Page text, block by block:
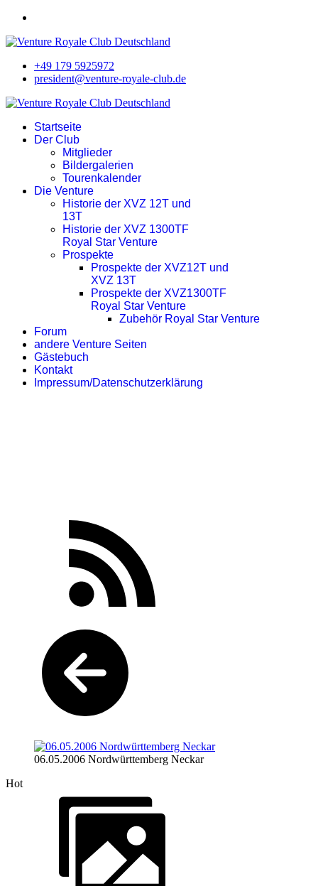
+49 179 5925972
president@venture-royale-club.de
Startseite
Der Club
Mitglieder
Bildergalerien
Tourenkalender
Die Venture
Historie der XVZ 12T und
13T
Historie der XVZ 1300TF
Royal Star Venture
Prospekte
Prospekte der XVZ12T und
XVZ 13T
Prospekte der XVZ1300TF
Royal Star Venture
Zubehör Royal Star Venture
Forum
andere Venture Seiten
Gästebuch
Kontakt
Impressum/Datenschutzerklärung
06.05.2006 Nordwürttemberg Neckar
Hot